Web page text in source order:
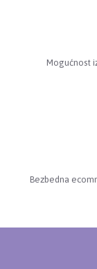
Mogućnost
Bezbedna